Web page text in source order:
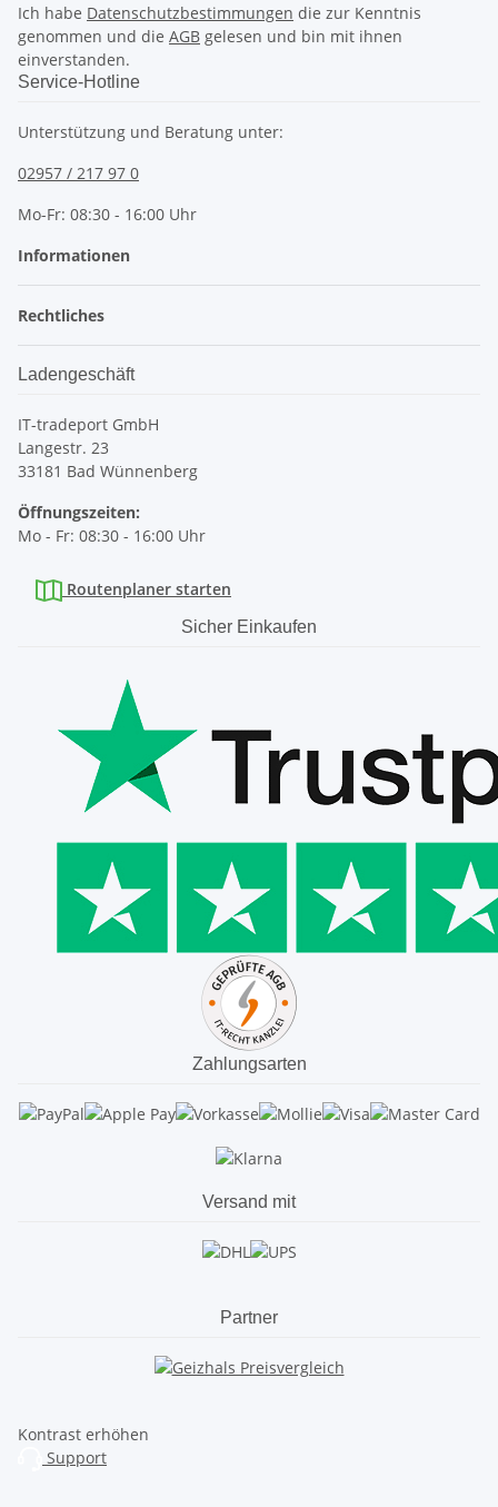
Ich habe Datenschutzbestimmungen die zur Kenntnis
genommen und die AGB gelesen und bin mit ihnen
einverstanden.
Service-Hotline
Unterstützung und Beratung unter:
02957 / 217 97 0
Mo-Fr: 08:30 - 16:00 Uhr
Informationen
Rechtliches
Ladengeschäft
IT-tradeport GmbH
Langestr. 23
33181 Bad Wünnenberg
Öffnungszeiten:
Mo - Fr: 08:30 - 16:00 Uhr
Routenplaner starten
Sicher Einkaufen
Zahlungsarten
Versand mit
Partner
Kontrast erhöhen
Support